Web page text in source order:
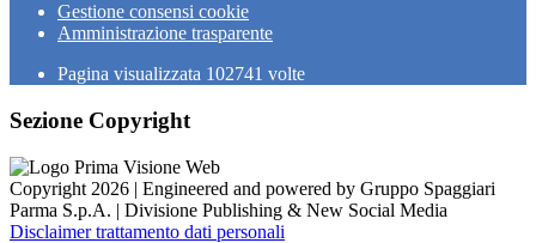
Gestione consensi cookie
Amministrazione trasparente
Pagina visualizzata 102741 volte
Sezione Copyright
Copyright 2026 | Engineered and powered by Gruppo Spaggiari
Parma S.p.A. | Divisione Publishing & New Social Media
Disclaimer trattamento dati personali